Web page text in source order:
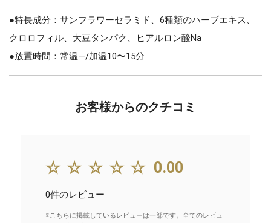
●特長成分：サンフラワーセラミド、6種類のハーブエキス、
クロロフィル、大豆タンパク、ヒアルロン酸Na
●放置時間：常温—/加温10〜15分
お客様からのクチコミ
☆☆☆☆☆ 0.00
0件のレビュー
※こちらに掲載しているレビューは一部です。全てのレビュ